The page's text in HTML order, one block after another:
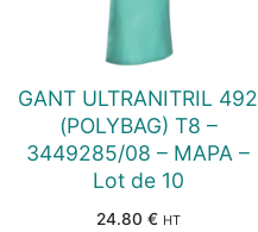
GANT ULTRANITRIL 492
(POLYBAG) T8 –
3449285/08 – MAPA –
Lot de 10
24.80 € HT